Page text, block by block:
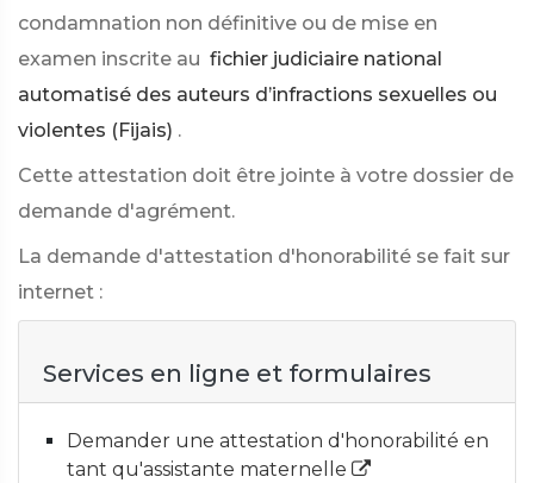
condamnation non définitive ou de mise en
examen inscrite au fichier judiciaire national
automatisé des auteurs d’infractions sexuelles ou
violentes (Fijais) .
Cette attestation doit être jointe à votre dossier de
demande d'agrément.
La demande d'attestation d'honorabilité se fait sur
internet :
Services en ligne et formulaires
Demander une attestation d'honorabilité en
tant qu'assistante maternelle